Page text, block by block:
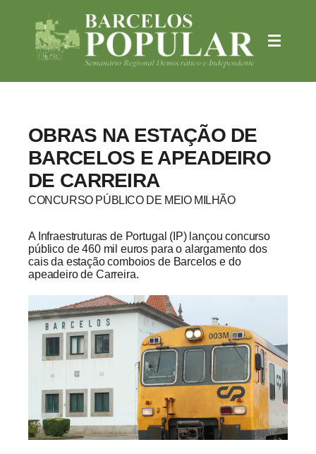
OBRAS NA ESTAÇÃO DE
BARCELOS E APEADEIRO
DE CARREIRA
CONCURSO PÚBLICO DE MEIO MILHÃO
A Infraestruturas de Portugal (IP) lançou concurso
público de 460 mil euros para o alargamento dos
cais da estação comboios de Barcelos e do
apeadeiro de Carreira.